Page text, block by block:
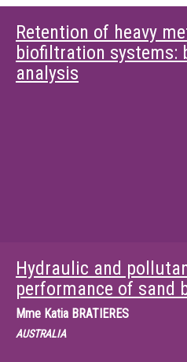
Retention of heavy
biofiltration systems:
analysis
Hydraulic and
performance of sand
Mme Katia BRATIERES
AUSTRALIA